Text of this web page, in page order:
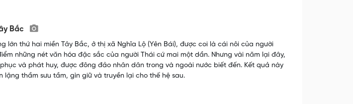
Bắc
lớn thứ hai miền Tây Bắc, ở thị xã Nghĩa Lộ (Yên Bái), được coi là cái nôi của người
những nét văn hóa đặc sắc của người Thái cứ mai một dần. Nhưng vài năm lại đây,
và phát huy, được đông đảo nhân dân trong và ngoài nước biết đến. Kết quả này
lặng thầm sưu tầm, gìn giữ và truyền lại cho thế hệ sau.